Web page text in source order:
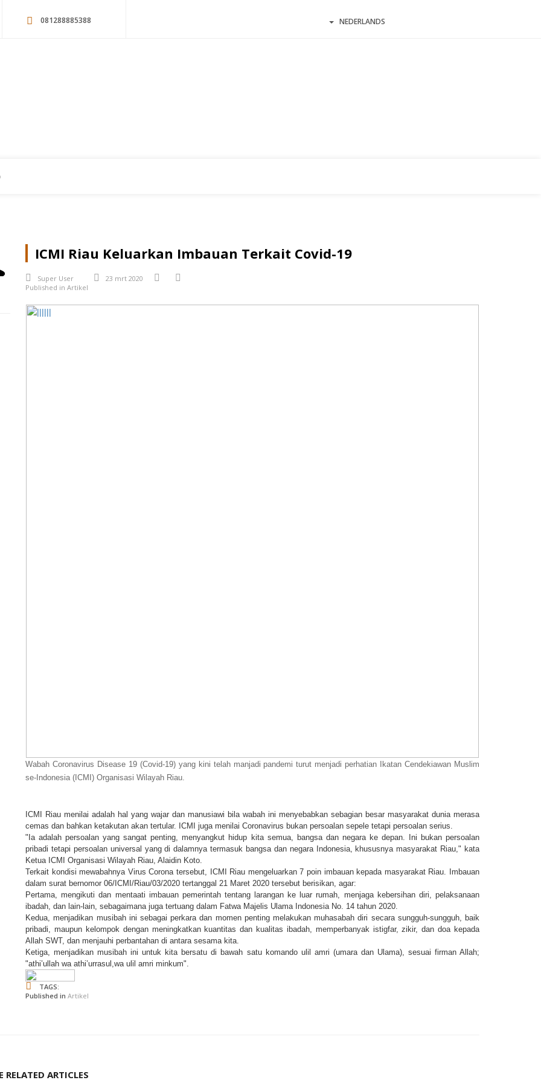
081288885388 NEDERLANDS
ICMI Riau Keluarkan Imbauan Terkait Covid-19
Super User
23 mrt 2020
Published in Artikel
Wabah Coronavirus Disease 19 (Covid-19) yang kini telah manjadi pandemi turut menjadi perhatian Ikatan Cendekiawan Muslim
se-Indonesia (ICMI) Organisasi Wilayah Riau.
ICMI Riau menilai adalah hal yang wajar dan manusiawi bila wabah ini menyebabkan sebagian besar masyarakat dunia merasa
cemas dan bahkan ketakutan akan tertular. ICMI juga menilai Coronavirus bukan persoalan sepele tetapi persoalan serius.
"Ia adalah persoalan yang sangat penting, menyangkut hidup kita semua, bangsa dan negara ke depan. Ini bukan persoalan
pribadi tetapi persoalan universal yang di dalamnya termasuk bangsa dan negara Indonesia, khususnya masyarakat Riau," kata
Ketua ICMI Organisasi Wilayah Riau, Alaidin Koto.
Terkait kondisi mewabahnya Virus Corona tersebut, ICMI Riau mengeluarkan 7 poin imbauan kepada masyarakat Riau. Imbauan
dalam surat bernomor 06/ICMI/Riau/03/2020 tertanggal 21 Maret 2020 tersebut berisikan, agar:
Pertama, mengikuti dan mentaati imbauan pemerintah tentang larangan ke luar rumah, menjaga kebersihan diri, pelaksanaan
ibadah, dan lain-lain, sebagaimana juga tertuang dalam Fatwa Majelis Ulama Indonesia No. 14 tahun 2020.
Kedua, menjadikan musibah ini sebagai perkara dan momen penting melakukan muhasabah diri secara sungguh-sungguh, baik
pribadi, maupun kelompok dengan meningkatkan kuantitas dan kualitas ibadah, memperbanyak istigfar, zikir, dan doa kepada
Allah SWT, dan menjauhi perbantahan di antara sesama kita.
Ketiga, menjadikan musibah ini untuk kita bersatu di bawah satu komando ulil amri (umara dan Ulama), sesuai firman Allah;
"athi’ullah wa athi’urrasul,wa ulil amri minkum".
TAGS:
Published in Artikel
RELATED ARTICLES